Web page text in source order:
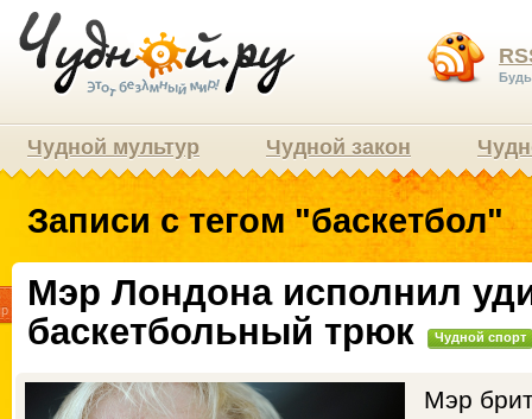
Чудной мультур Чудной закон
Записи с тегом "баскетбол"
Мэр Лондона исполнил
баскетбольный трюк
Чудной спорт
Мэр